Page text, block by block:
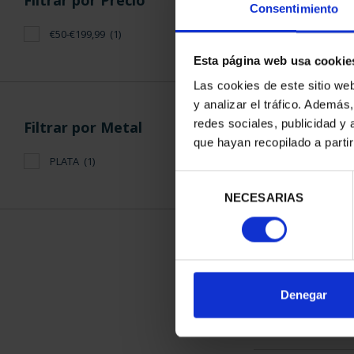
Consentimiento
Esta página web usa
Las cookies de este sitio
y analizar el tráfico.
redes sociales, publicidad y
que hayan recopilado a
consentimiento
NECESARIAS
Denegar
€50-€199,99 (1)
Filtrar por Metal
PLATA (1)
CAPITALES
ORDENAR POR: